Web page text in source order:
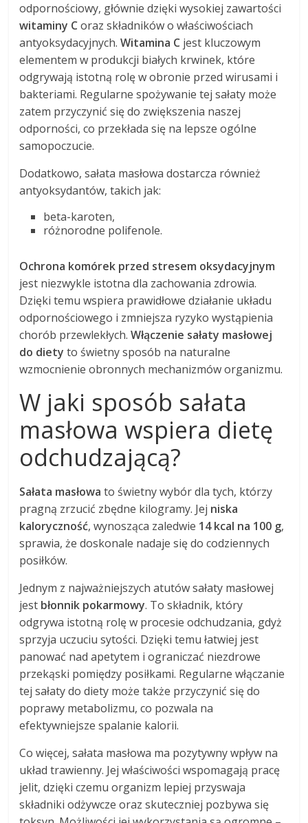
odpornościowy, głównie dzięki wysokiej zawartości
witaminy Coraz składników o właściwościach
antyoksydacyjnych.Witamina C jest kluczowym
elementem w produkcji białych krwinek, które
odgrywają istotną rolę w obronie przed wirusami i
bakteriami. Regularne spożywanie tej sałaty może
zatem przyczynić się do zwiększenia naszej
odporności, co przekłada się na lepsze ogólne
samopoczucie.
Dodatkowo, sałata masłowa dostarcza również
antyoksydantów, takich jak:
beta-karoten,
różnorodne polifenole.
Ochrona komórek przed stresem oksydacyjnym
jest niezwykle istotna dla zachowania zdrowia.
Dzięki temu wspiera prawidłowe działanie układu
odpornościowego i zmniejsza ryzyko wystąpienia
chorób przewlekłych.Włączenie sałaty masłowej
do diety to świetny sposób na naturalne
wzmocnienie obronnych mechanizmów organizmu.
W jaki sposób sałata
masłowa wspiera dietę
odchudzającą?
Sałata masłowa to świetny wybór dla tych, którzy
pragną zrzucić zbędne kilogramy. Jej niska
kaloryczność, wynosząca zaledwie 14 kcal na 100 g,
sprawia, że doskonale nadaje się do codziennych
posiłków.
Jednym z najważniejszych atutów sałaty masłowej
jest błonnik pokarmowy. To składnik, który
odgrywa istotną rolę w procesie odchudzania, gdyż
sprzyja uczuciu sytości. Dzięki temu łatwiej jest
panować nad apetytem i ograniczać niezdrowe
przekąski pomiędzy posiłkami. Regularne włączanie
tej sałaty do diety może także przyczynić się do
poprawy metabolizmu, co pozwala na
efektywniejsze spalanie kalorii.
Co więcej, sałata masłowa ma pozytywny wpływ na
układ trawienny. Jej właściwości wspomagają pracę
jelit, dzięki czemu organizm lepiej przyswaja
składniki odżywcze oraz skuteczniej pozbywa się